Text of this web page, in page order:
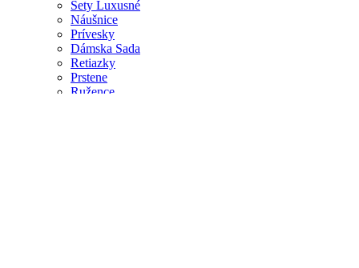
Sety Luxusné
Náušnice
Prívesky
Dámska Sada
Retiazky
Prstene
Ružence